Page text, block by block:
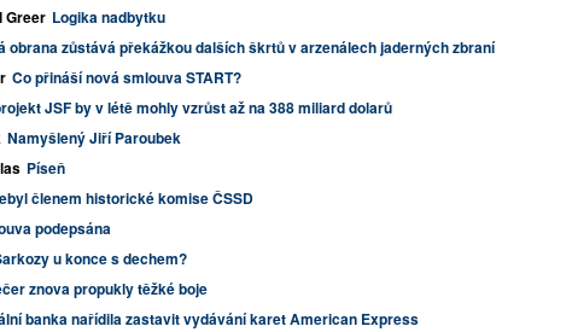
Greer Logika nadbytku
obrana zůstává překážkou dalších škrtů v arzenálech jaderných zbraní
Co přináší nová smlouva START?
JSF by v létě mohly vzrůst až na 388 miliard dolarů
Namyšlený Jiří Paroubek
Píseň
členem historické komise ČSSD
podepsána
u konce s dechem?
znova propukly těžké boje
banka nařídila zastavit vydávání karet American Express